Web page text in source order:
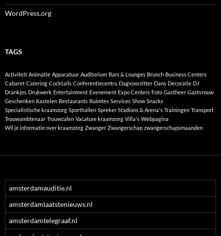
WordPress.org
TAGS
Activiteit Animatie Apparatuur Auditorium Bars & Lounges Brunch Business Centers
Cabaret Catering Cocktails Conferentiecentra Dagvoorzitter Dans Decoratie DJ
Drankjes Drukwerk Entertainment Evenement Expo Centers Foto Gastheer Gastvrouw
Geschenken Kastelen Restaurants Ruimtes Services Show Snacks
Specialistische kraamzorg Sporthallen Spreker Stadions & Arena's Trainingen Transport
Trouwambtenaar Trouwzalen Vacature kraamzorg Villa's Webpagina
Wil je informatie over kraamzorg Zwanger Zwangerschap zwangerschapsmaanden
amsterdamauditie.nl
amsterdamlaatstenieuws.nl
amsterdamtelegraaf.nl